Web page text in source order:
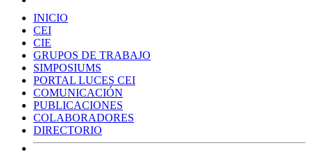
INICIO
CEI
CIE
GRUPOS DE TRABAJO
SIMPOSIUMS
PORTAL LUCES CEI
COMUNICACIÓN
PUBLICACIONES
COLABORADORES
DIRECTORIO